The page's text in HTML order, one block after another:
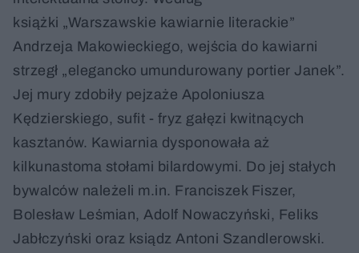
książki „Warszawskie kawiarnie literackie”
Andrzeja Makowieckiego, wejścia do kawiarni
strzegł „elegancko umundurowany portier Janek”.
Jej mury zdobiły pejzaże Apoloniusza
Kędzierskiego, sufit - fryz gałęzi kwitnących
kasztanów. Kawiarnia dysponowała aż
kilkunastoma stołami bilardowymi. Do jej stałych
bywalców należeli m.in. Franciszek Fiszer,
Bolesław Leśmian, Adolf Nowaczyński, Feliks
Jabłczyński oraz ksiądz Antoni Szandlerowski.